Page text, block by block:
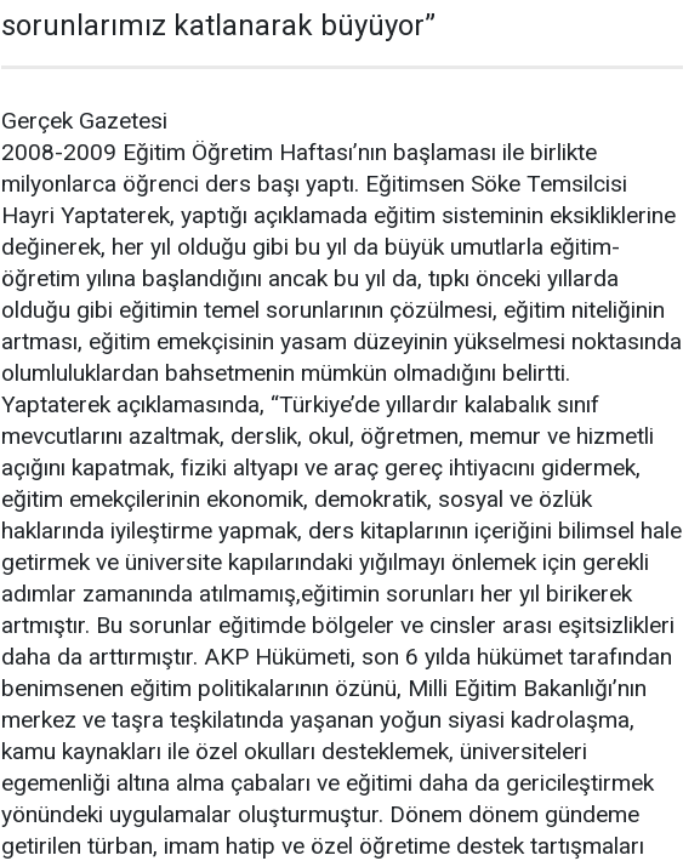
sorunlarımız katlanarak büyüyor”
Gerçek Gazetesi
2008-2009 Eğitim Öğretim Haftası’nın başlaması ile birlikte
milyonlarca öğrenci ders başı yaptı. Eğitimsen Söke Temsilcisi
Hayri Yaptaterek, yaptığı açıklamada eğitim sisteminin eksikliklerine
değinerek, her yıl olduğu gibi bu yıl da büyük umutlarla eğitim-
öğretim yılına başlandığını ancak bu yıl da, tıpkı önceki yıllarda
olduğu gibi eğitimin temel sorunlarının çözülmesi, eğitim niteliğinin
artması, eğitim emekçisinin yasam düzeyinin yükselmesi noktasında
olumluluklardan bahsetmenin mümkün olmadığını belirtti.
Yaptaterek açıklamasında, “Türkiye’de yıllardır kalabalık sınıf
mevcutlarını azaltmak, derslik, okul, öğretmen, memur ve hizmetli
açığını kapatmak, fiziki altyapı ve araç gereç ihtiyacını gidermek,
eğitim emekçilerinin ekonomik, demokratik, sosyal ve özlük
haklarında iyileştirme yapmak, ders kitaplarının içeriğini bilimsel hale
getirmek ve üniversite kapılarındaki yığılmayı önlemek için gerekli
adımlar zamanında atılmamış,eğitimin sorunları her yıl birikerek
artmıştır. Bu sorunlar eğitimde bölgeler ve cinsler arası eşitsizlikleri
daha da arttırmıştır. AKP Hükümeti, son 6 yılda hükümet tarafından
benimsenen eğitim politikalarının özünü, Milli Eğitim Bakanlığı’nın
merkez ve taşra teşkilatında yaşanan yoğun siyasi kadrolaşma,
kamu kaynakları ile özel okulları desteklemek, üniversiteleri
egemenliği altına alma çabaları ve eğitimi daha da gericileştirmek
yönündeki uygulamalar oluşturmuştur. Dönem dönem gündeme
getirilen türban, imam hatip ve özel öğretime destek tartışmaları